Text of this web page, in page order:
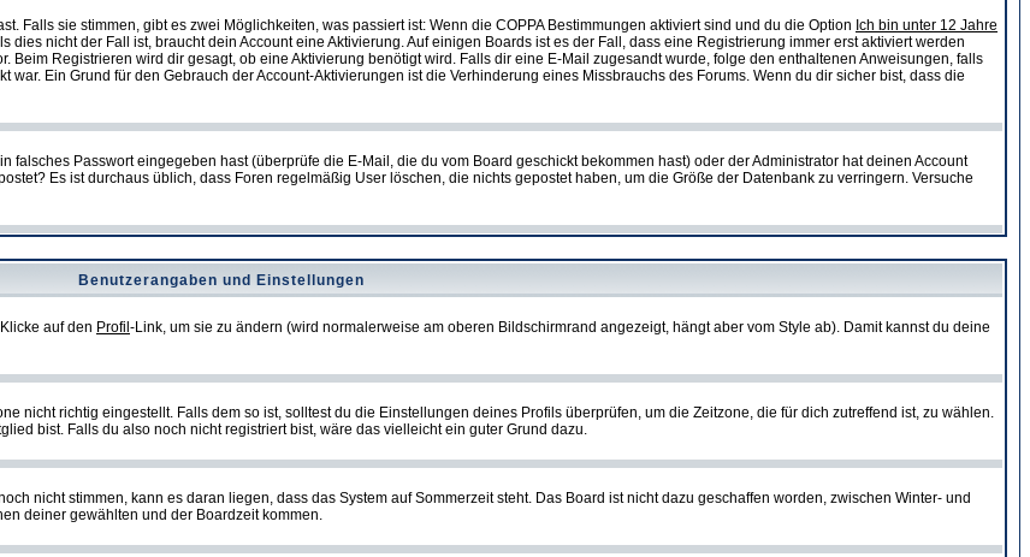
Falls sie stimmen, gibt es zwei Möglichkeiten, was passiert ist: Wenn die COPPA Bestimmungen aktiviert sind und du die Option Ich bin unter 12 Jahre
nicht der Fall ist, braucht dein Account eine Aktivierung. Auf einigen Boards ist es der Fall, dass eine Registrierung immer erst aktiviert werden
Beim Registrieren wird dir gesagt, ob eine Aktivierung benötigt wird. Falls dir eine E-Mail zugesandt wurde, folge den enthaltenen Anweisungen, falls
Ein Grund für den Gebrauch der Account-Aktivierungen ist die Verhinderung eines Missbrauchs des Forums. Wenn du dir sicher bist, dass die
Passwort eingegeben hast (überprüfe die E-Mail, die du vom Board geschickt bekommen hast) oder der Administrator hat deinen Account
Es ist durchaus üblich, dass Foren regelmäßig User löschen, die nichts gepostet haben, um die Größe der Datenbank zu verringern. Versuche
Benutzerangaben und Einstellungen
auf den Profil -Link, um sie zu ändern (wird normalerweise am oberen Bildschirmrand angezeigt, hängt aber vom Style ab). Damit kannst du deine
nicht richtig eingestellt. Falls dem so ist, solltest du die Einstellungen deines Profils überprüfen, um die Zeitzone, die für dich zutreffend ist, zu wählen.
bist. Falls du also noch nicht registriert bist, wäre das vielleicht ein guter Grund dazu.
nicht stimmen, kann es daran liegen, dass das System auf Sommerzeit steht. Das Board ist nicht dazu geschaffen worden, zwischen Winter- und
deiner gewählten und der Boardzeit kommen.